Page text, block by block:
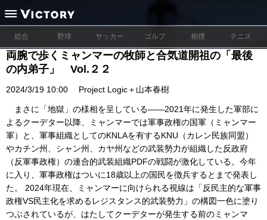
総合 野球 サッカー ゴルフ 相撲 テニス
両腕で歩くミャンマーの牧師と合気道開祖の「最後
の内弟子」 Vol.２２
2024/3/19 10:00 Project Logic＋山本春樹
まさに「地獄」の様相を呈している――2021年に発生した軍部に
よるクーデター以降、ミャンマーでは軍事政権の国軍（ミャンマー
軍）と、軍事組織としてのKNLAを有するKNU（カレン民族同盟）
やカチン州、シャン州、カヤ州などの武装勢力が組織した反政府
（反軍事政権）の連合的武装組織PDFの戦闘が激化している。今年
に入り、軍事政権はついに18歳以上の国民を徴兵するとまで発表し
た。 2024年現在、ミャンマーに向けられる視線は「反民主的な軍事
政権VS民主化を求めるレジスタンス的武装勢力」の構図一色に塗り
つぶされているが、はたしてクーデターが発生する前のミャンマ